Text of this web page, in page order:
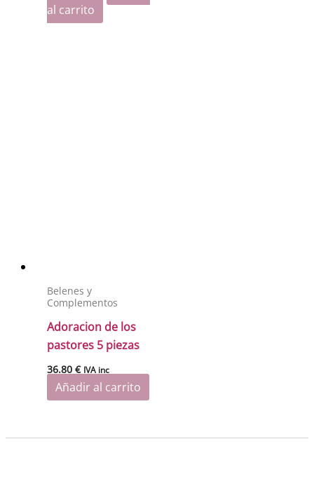
al carrito
Belenes y
Complementos
Adoracion de los
pastores 5 piezas
36.80€ IVA inc
Añadir al carrito